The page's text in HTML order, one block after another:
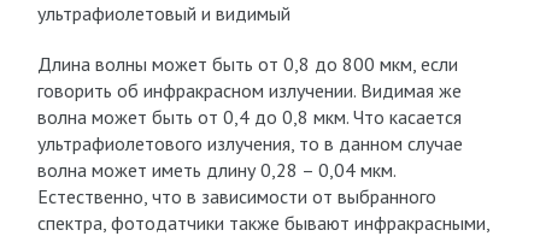
ультрафиолетовый и видимый
Длина волны может быть от 0,8 до 800 мкм, если
говорить об инфракрасном излучении. Видимая же
волна может быть от 0,4 до 0,8 мкм. Что касается
ультрафиолетового излучения, то в данном случае
волна может иметь длину 0,28 – 0,04 мкм.
Естественно, что в зависимости от выбранного
спектра, фотодатчики также бывают инфракрасными,